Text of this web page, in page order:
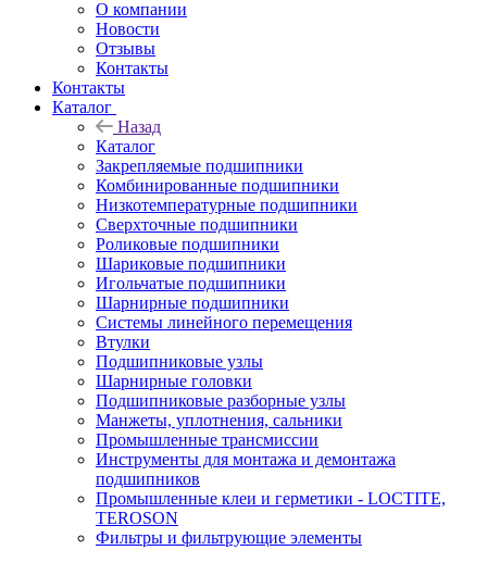
О компании
Новости
Отзывы
Контакты
Контакты
Каталог
Назад
Каталог
Закрепляемые подшипники
Комбинированные подшипники
Низкотемпературные подшипники
Сверхточные подшипники
Роликовые подшипники
Шариковые подшипники
Игольчатые подшипники
Шарнирные подшипники
Системы линейного перемещения
Втулки
Подшипниковые узлы
Шарнирные головки
Подшипниковые разборные узлы
Манжеты, уплотнения, сальники
Промышленные трансмиссии
Инструменты для монтажа и демонтажа
подшипников
Промышленные клеи и герметики - LOCTITE,
TEROSON
Фильтры и фильтрующие элементы